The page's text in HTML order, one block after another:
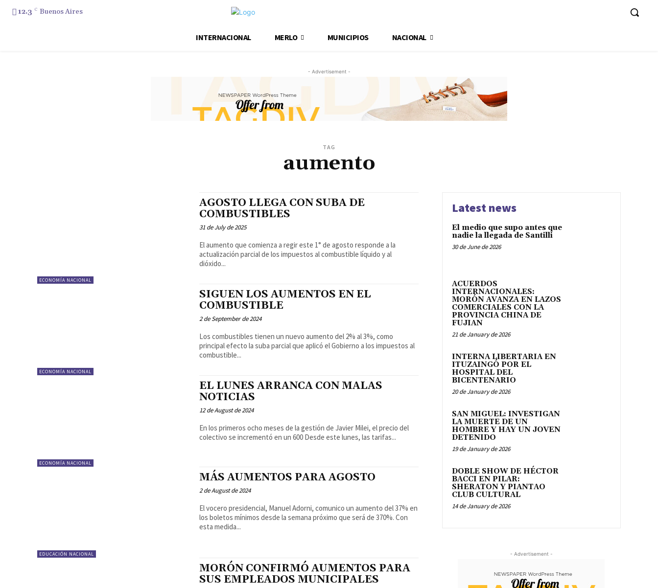
12.3 C Buenos Aires
INTERNACIONAL MERLO MUNICIPIOS NACIONAL
- Advertisement -
TAG
aumento
ECONOMÍA NACIONAL
AGOSTO LLEGA CON SUBA DE
COMBUSTIBLES
31 de July de 2025
El aumento que comienza a regir este 1° de agosto responde a la
actualización parcial de los impuestos al combustible líquido y al
dióxido...
ECONOMÍA NACIONAL
SIGUEN LOS AUMENTOS EN EL
COMBUSTIBLE
2 de September de 2024
Los combustibles tienen un nuevo aumento del 2% al 3%, como
principal efecto la suba parcial que aplicó el Gobierno a los impuestos al
combustible...
ECONOMÍA NACIONAL
EL LUNES ARRANCA CON MALAS
NOTICIAS
12 de August de 2024
En los primeros ocho meses de la gestión de Javier Milei, el precio del
colectivo se incrementó en un 600 Desde este lunes, las tarifas...
EDUCACIÓN NACIONAL
MÁS AUMENTOS PARA AGOSTO
2 de August de 2024
El vocero presidencial, Manuel Adorni, comunico un aumento del 37% en
los boletos mínimos desde la semana próximo que será de 370%. Con
esta medida...
MORÓN CONFIRMÓ AUMENTOS PARA
SUS EMPLEADOS MUNICIPALES
Latest news
El medio que supo antes que
nadie la llegada de Santilli
30 de June de 2026
ACUERDOS
INTERNACIONALES:
MORÓN AVANZA EN LAZOS
COMERCIALES CON LA
PROVINCIA CHINA DE
FUJIAN
21 de January de 2026
INTERNA LIBERTARIA EN
ITUZAINGÓ POR EL
HOSPITAL DEL
BICENTENARIO
20 de January de 2026
SAN MIGUEL: INVESTIGAN
LA MUERTE DE UN
HOMBRE Y HAY UN JOVEN
DETENIDO
19 de January de 2026
DOBLE SHOW DE HÉCTOR
BACCI EN PILAR:
SHERATON Y PIANTAO
CLUB CULTURAL
14 de January de 2026
- Advertisement -